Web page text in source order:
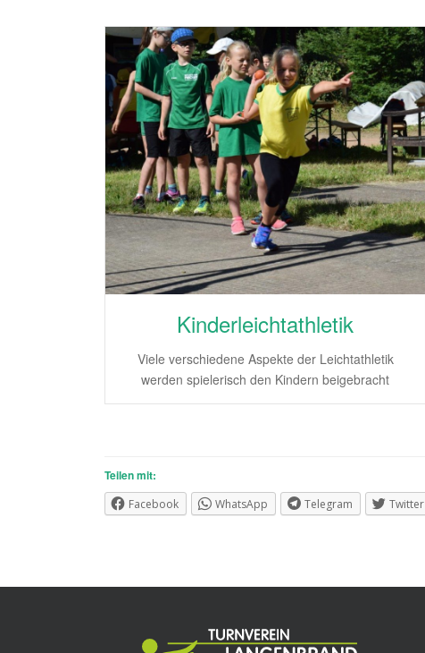
Kinderleichtathletik
Viele verschiedene Aspekte der Leichtathletik
werden spielerisch den Kindern beigebracht
Teilen mit:
Facebook WhatsApp Telegram Twitter